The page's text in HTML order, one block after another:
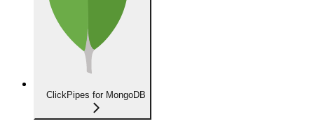
ClickPipes for MongoDB